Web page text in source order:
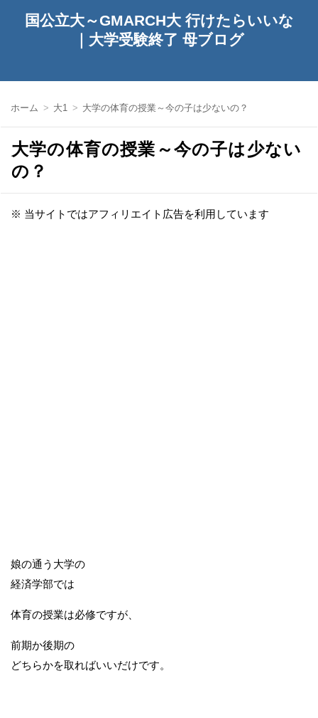
国公立大～GMARCH大 行けたらいいな
｜大学受験終了 母ブログ
ホーム 大1 大学の体育の授業～今の子は少ないの？
大学の体育の授業～今の子は少ない
の？
※ 当サイトではアフィリエイト広告を利用しています
娘の通う大学の
経済学部では
体育の授業は必修ですが、
前期か後期の
どちらかを取ればいいだけです。